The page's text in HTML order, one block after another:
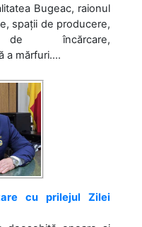
Bugeac, raionul
spații de producere,
încărcare,
a mărfuri....
cu prilejul Zilei